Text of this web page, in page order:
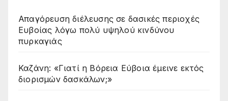
Απαγόρευση διέλευσης σε δασικές περιοχές
Ευβοίας λόγω πολύ υψηλού κινδύνου
πυρκαγιάς
Καζάνη: «Γιατί η Βόρεια Εύβοια έμεινε εκτός
διορισμών δασκάλων;»